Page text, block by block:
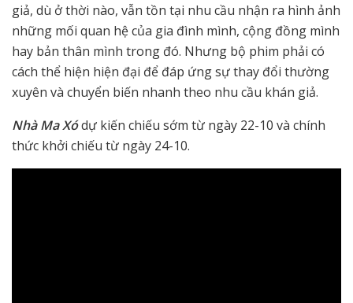
giả, dù ở thời nào, vẫn tồn tại nhu cầu nhận ra hình ảnh
những mối quan hệ của gia đình mình, cộng đồng mình
hay bản thân mình trong đó. Nhưng bộ phim phải có
cách thể hiện hiện đại để đáp ứng sự thay đổi thường
xuyên và chuyển biến nhanh theo nhu cầu khán giả.
Nhà Ma Xódự kiến chiếu sớm từ ngày 22-10 và chính
thức khởi chiếu từ ngày 24-10.